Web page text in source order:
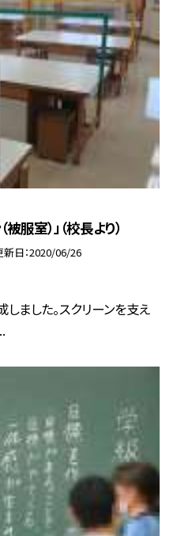
室）」（校長より）
新日 2020/06/26
ました。スクリーンを支え